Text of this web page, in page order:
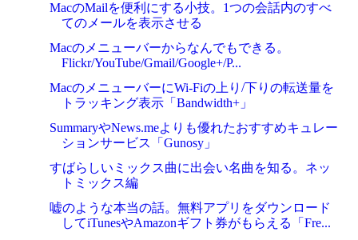
MacのMailを便利にする小技。1つの会話内のすべ
てのメールを表示させる
Macのメニューバーからなんでもできる。
Flickr/YouTube/Gmail/Google+/P...
MacのメニューバーにWi-Fiの上り/下りの転送量を
トラッキング表示「Bandwidth+」
SummaryやNews.meよりも優れたおすすめキュレー
ションサービス「Gunosy」
すばらしいミックス曲に出会い名曲を知る。ネッ
トミックス編
嘘のような本当の話。無料アプリをダウンロード
してiTunesやAmazonギフト券がもらえる「Fre...